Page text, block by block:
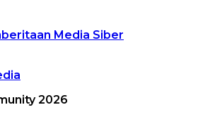
Media Siber
2026